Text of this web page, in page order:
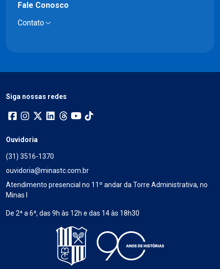
Fale Conosco
Contato
Siga nossas redes
Ouvidoria
(31) 3516-1370
ouvidoria@minastc.com.br
Atendimento presencial no 11º andar da Torre Administrativa, no
Minas I
De 2ª a 6ª, das 9h às 12h e das 14 às 18h30